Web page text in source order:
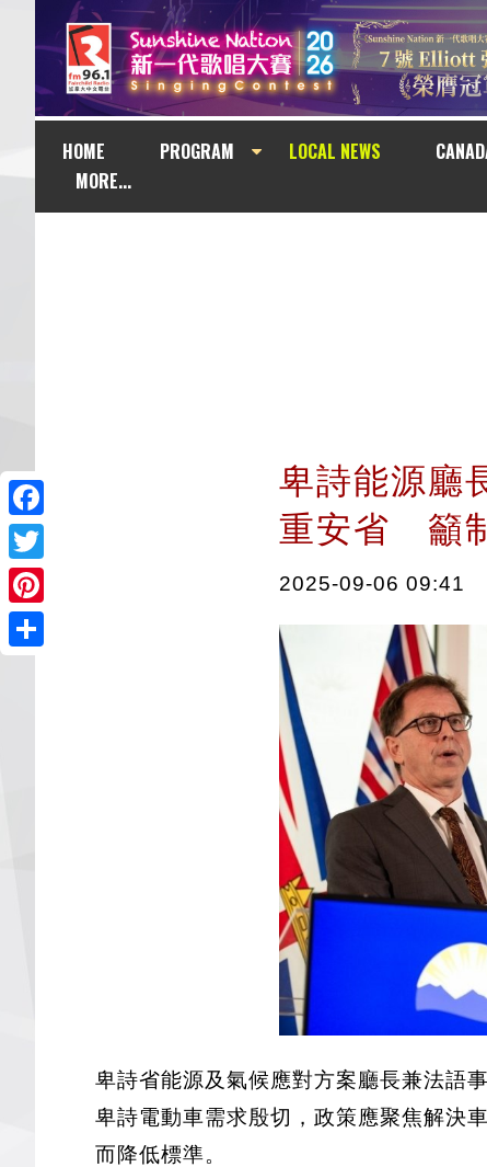
HOME PROGRAM LOCAL NEWS
MORE...
Facebook
Twitter
Pinterest
卑詩能源廳
重安省 籲
2025-09-06 09:41
卑詩省能源及氣候應對方案廳長兼法語
卑詩電動車需求殷切，政策應聚焦解決
而降低標準。